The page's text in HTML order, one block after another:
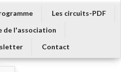
Les circuits-PDF
de l'association
Contact